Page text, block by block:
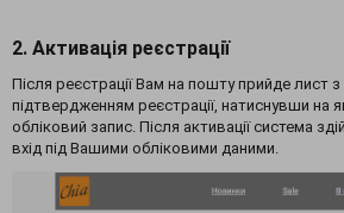
2. Активація реєстрації
Після реєстрації Вам на пошту прийде лист
підтвердженням реєстрації, натиснувши на
обліковий запис. Після активації система
вхід під Вашими обліковими даними.